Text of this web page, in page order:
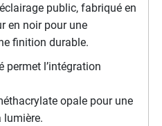
public, fabriqué en
en noir pour une
finition durable.
permet l’intégration
opale pour une